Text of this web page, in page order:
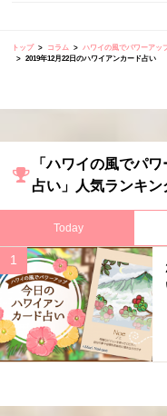
トップ コラム
ハワイの風でパワーアッ
2019年12月22日のハワイアンカード占い
「ハワイの風でパ
占い」人気ランキン
Today